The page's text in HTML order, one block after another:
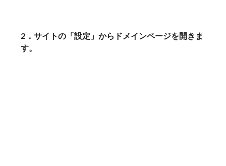
2．サイトの「設定」からドメインページを開きま
す。